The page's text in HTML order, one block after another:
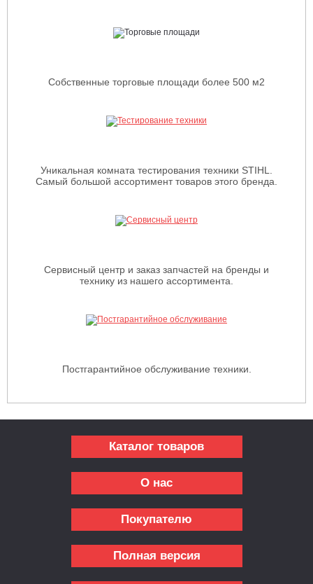
Собственные торговые площади более 500 м2
Уникальная комната тестирования техники STIHL.
Самый большой ассортимент товаров этого бренда.
Сервисный центр и заказ запчастей на бренды и
технику из нашего ассортимента.
Постгарантийное обслуживание техники.
Каталог товаров
О нас
Покупателю
Полная версия